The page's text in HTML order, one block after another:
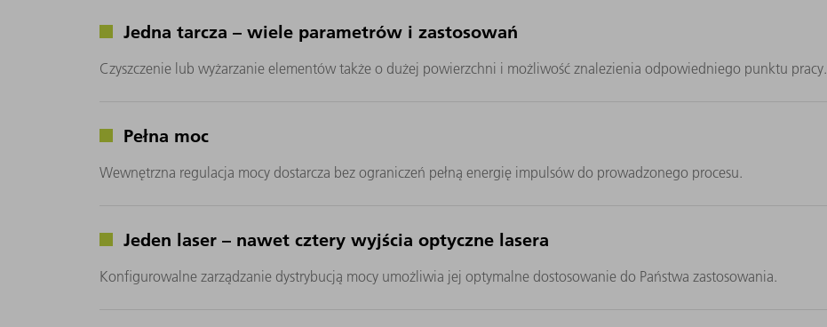
Jedna tarcza – wiele parametrów i zastosowań
Czyszczenie lub wyżarzanie elementów także o dużej powierzchni i możliwość znalezienia odpowiedniego punktu pracy.
Pełna moc
Wewnętrzna regulacja mocy dostarcza bez ograniczeń pełną energię impulsów do prowadzonego procesu.
Jeden laser – nawet cztery wyjścia optyczne lasera
Konfigurowalne zarządzanie dystrybucją mocy umożliwia jej optymalne dostosowanie do Państwa zastosowania.